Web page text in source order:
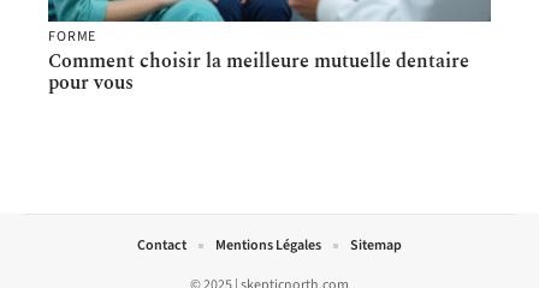
FORME
Comment choisir la meilleure mutuelle dentaire
pour vous
Contact Mentions Légales Sitemap